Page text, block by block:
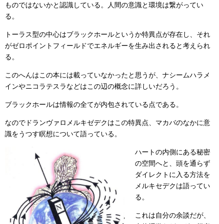
ものではないかと認識している。人間の意識と環境は繋がってい
る。
トーラス型の中心はブラックホールというか特異点が存在し、それ
がゼロポイントフィールドでエネルギーを生み出されると考えられ
る。
このへんはこの本には載っていなかったと思うが、ナシームハラメ
インやニコラテスラなどはこの辺の概念に詳しいだろう。
ブラックホールは情報の全てが内包されている点である。
なのでドランヴァロメルキゼデクはこの特異点、マカバのなかに意
識をうつす瞑想について語っている。
ハートの内側にある秘密
の空間へと、頭を通らず
ダイレクトに入る方法を
メルキセデクは語ってい
る。
これは自分の余談だが、